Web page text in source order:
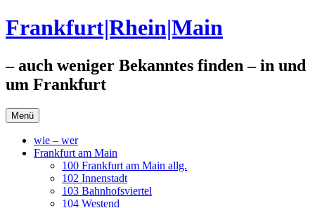
Zum
Inhalt
Frankfurt|Rhein|Main
– auch weniger Bekanntes finden – in und
um Frankfurt
Menü
wie – wer
Frankfurt am Main
100 Frankfurt am Main allg.
102 Innenstadt
103 Bahnhofsviertel
104 Westend